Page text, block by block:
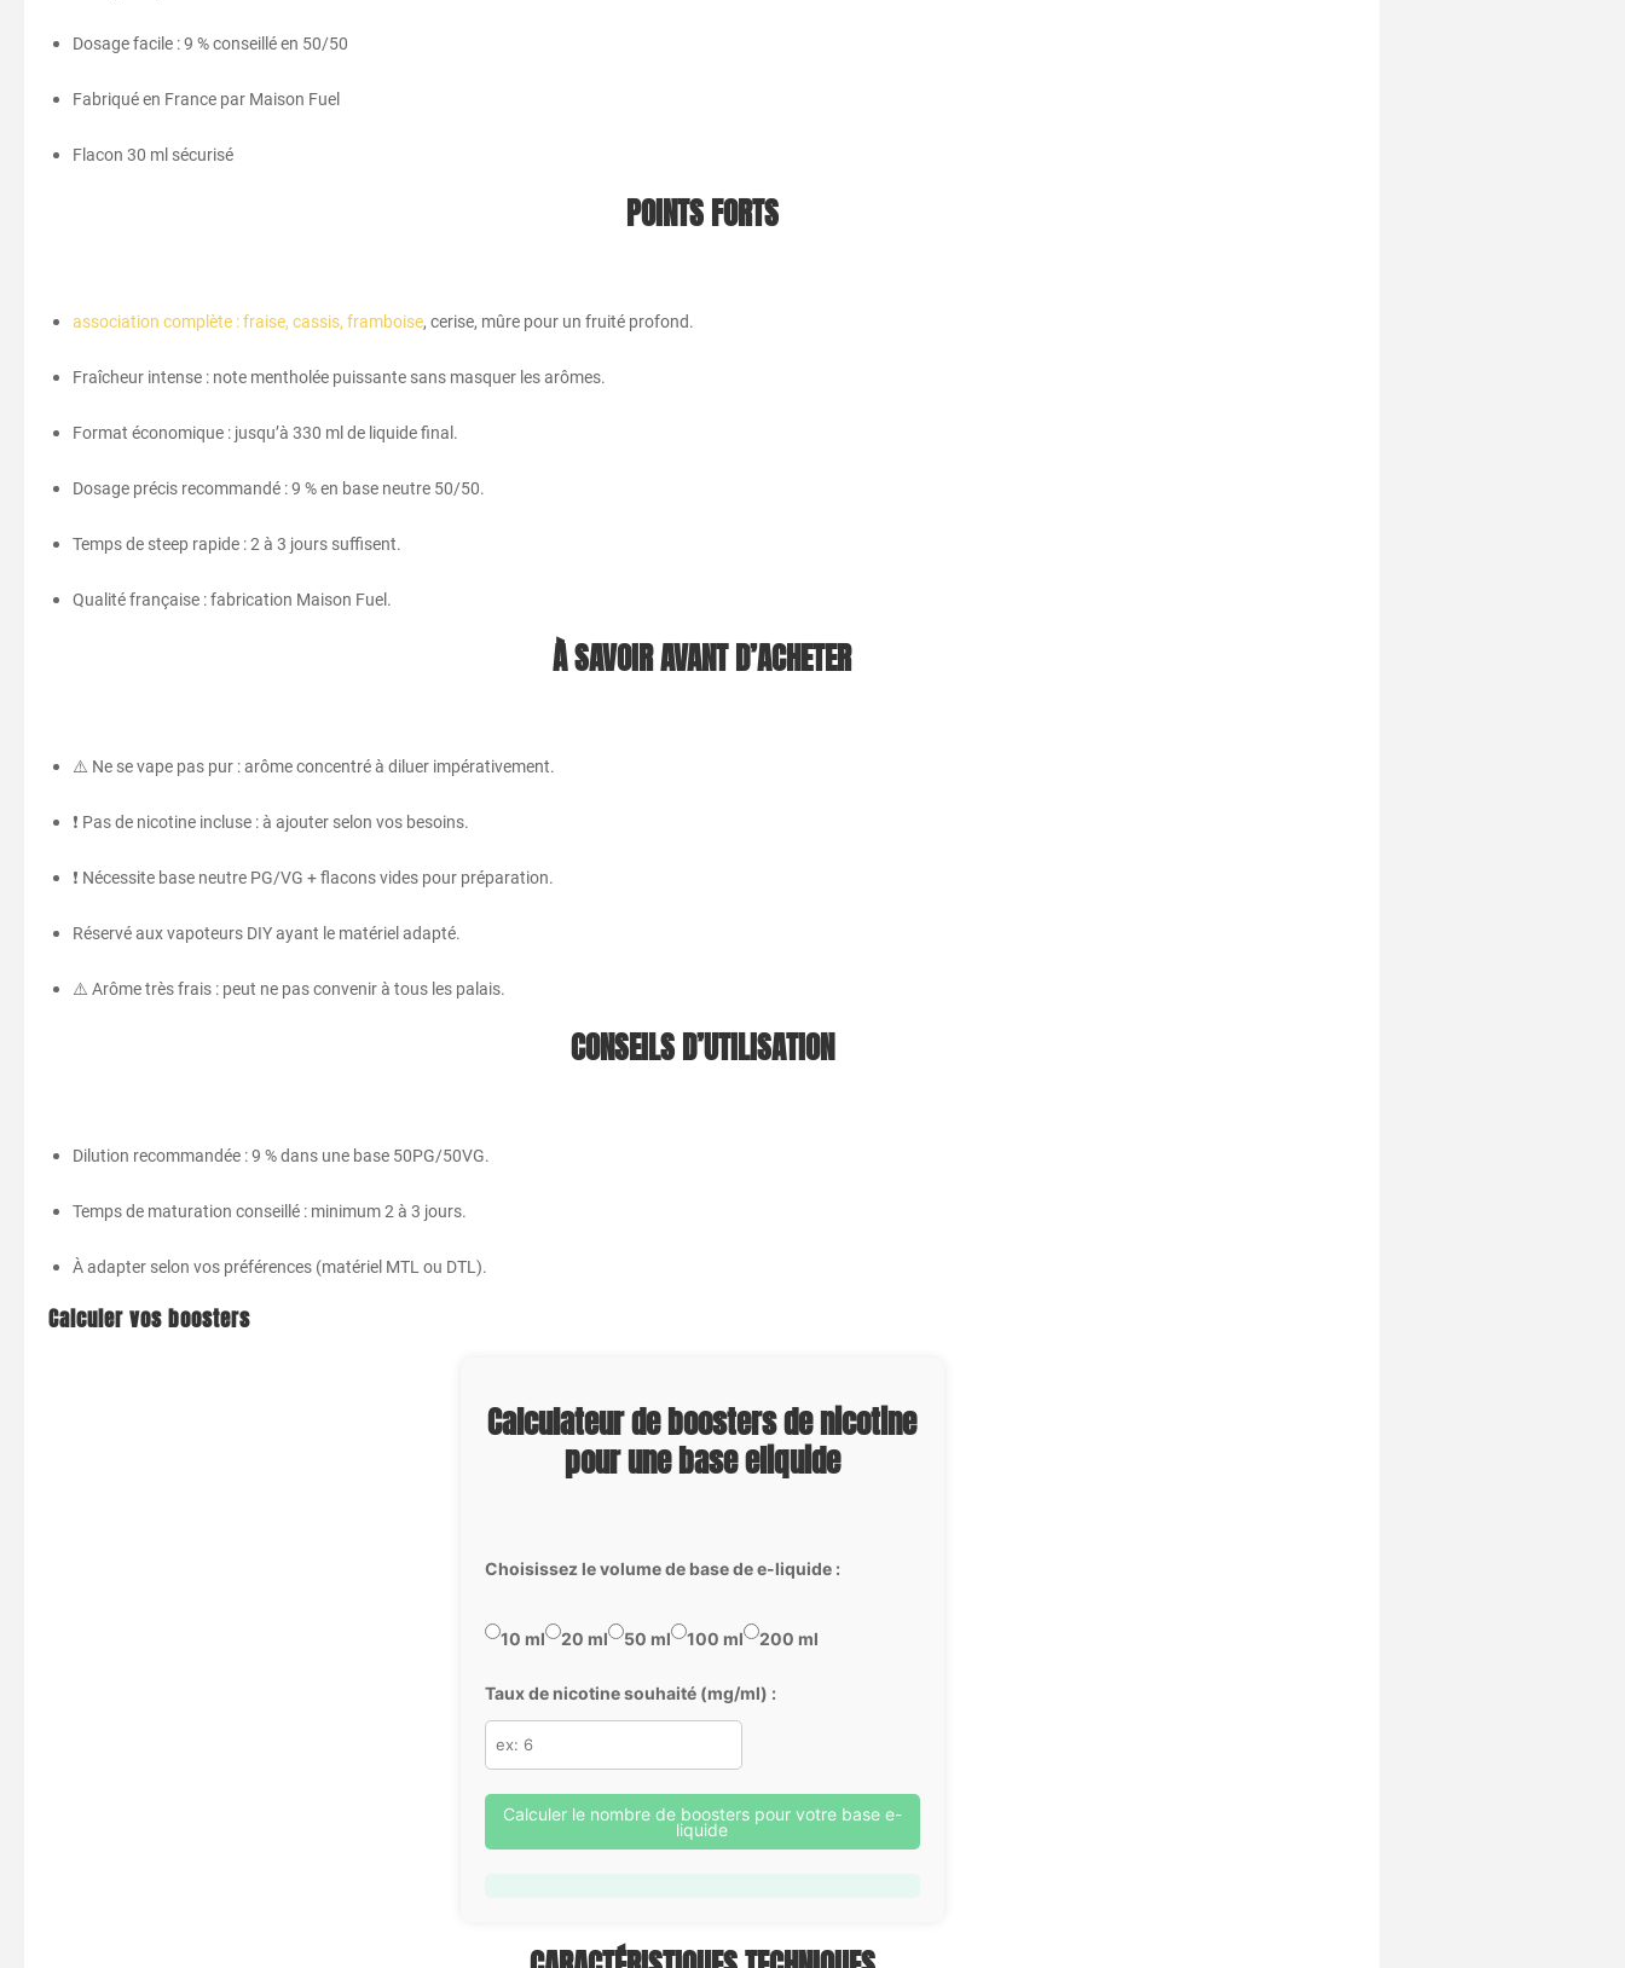
Dosage facile : 9 % conseillé en 50/50
Fabriqué en France par Maison Fuel
Flacon 30 ml sécurisé
POINTS FORTS
association complète : fraise, cassis, framboise, cerise, mûre pour un fruité profond.
Fraîcheur intense : note mentholée puissante sans masquer les arômes.
Format économique : jusqu’à 330 ml de liquide final.
Dosage précis recommandé : 9 % en base neutre 50/50.
Temps de steep rapide : 2 à 3 jours suffisent.
Qualité française : fabrication Maison Fuel.
À SAVOIR AVANT D’ACHETER
⚠️ Ne se vape pas pur : arôme concentré à diluer impérativement.
❗ Pas de nicotine incluse : à ajouter selon vos besoins.
❗ Nécessite base neutre PG/VG + flacons vides pour préparation.
Réservé aux vapoteurs DIY ayant le matériel adapté.
⚠️ Arôme très frais : peut ne pas convenir à tous les palais.
CONSEILS D’UTILISATION
Dilution recommandée : 9 % dans une base 50PG/50VG.
Temps de maturation conseillé : minimum 2 à 3 jours.
À adapter selon vos préférences (matériel MTL ou DTL).
Calculer vos boosters
Calculateur de boosters de nicotine
pour une base eliquide
Choisissez le volume de base de e-liquide :
10 ml 20 ml 50 ml 100 ml 200 ml
Taux de nicotine souhaité (mg/ml) :
Calculer le nombre de boosters pour votre base e-
liquide